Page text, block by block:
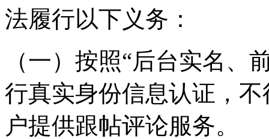
法履行以下义务：
（一）按照“后台实名、
行真实身份信息认证，
户提供跟帖评论服务。